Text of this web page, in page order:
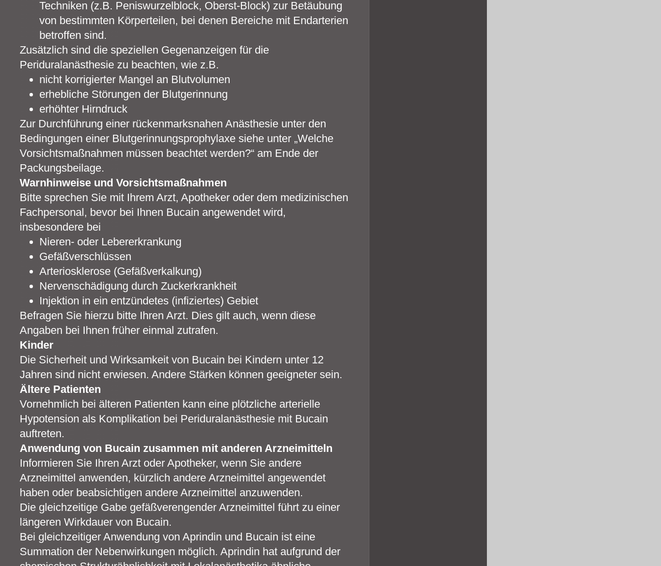
Techniken (z.B. Peniswurzelblock, Oberst-Block) zur Betäubung
von bestimmten Körperteilen, bei denen Bereiche mit Endarterien
betroffen sind.
Zusätzlich sind die speziellen Gegenanzeigen für die
Periduralanästhesie zu beachten, wie z.B.
nicht korrigierter Mangel an Blutvolumen
erhebliche Störungen der Blutgerinnung
erhöhter Hirndruck
Zur Durchführung einer rückenmarksnahen Anästhesie unter den
Bedingungen einer Blutgerinnungsprophylaxe siehe unter „Welche
Vorsichtsmaßnahmen müssen beachtet werden?“ am Ende der
Packungsbeilage.
Warnhinweise und Vorsichtsmaßnahmen
Bitte sprechen Sie mit Ihrem Arzt, Apotheker oder dem medizinischen
Fachpersonal, bevor bei Ihnen Bucain angewendet wird,
insbesondere bei
Nieren- oder Lebererkrankung
Gefäßverschlüssen
Arteriosklerose (Gefäßverkalkung)
Nervenschädigung durch Zuckerkrankheit
Injektion in ein entzündetes (infiziertes) Gebiet
Befragen Sie hierzu bitte Ihren Arzt. Dies gilt auch, wenn diese
Angaben bei Ihnen früher einmal zutrafen.
Kinder
Die Sicherheit und Wirksamkeit von Bucain bei Kindern unter 12
Jahren sind nicht erwiesen. Andere Stärken können geeigneter sein.
Ältere Patienten
Vornehmlich bei älteren Patienten kann eine plötzliche arterielle
Hypotension als Komplikation bei Periduralanästhesie mit Bucain
auftreten.
Anwendung von Bucain zusammen mit anderen Arzneimitteln
Informieren Sie Ihren Arzt oder Apotheker, wenn Sie andere
Arzneimittel anwenden, kürzlich andere Arzneimittel angewendet
haben oder beabsichtigen andere Arzneimittel anzuwenden.
Die gleichzeitige Gabe gefäßverengender Arzneimittel führt zu einer
längeren Wirkdauer von Bucain.
Bei gleichzeitiger Anwendung von Aprindin und Bucain ist eine
Summation der Nebenwirkungen möglich. Aprindin hat aufgrund der